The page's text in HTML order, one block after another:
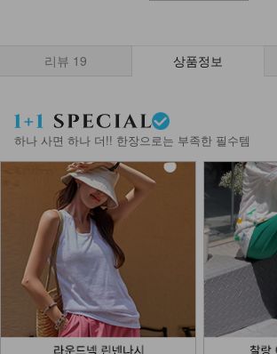
8,900 6,900 22%
NKA-T-7/기본이너 끈나시
7,900
리뷰 19 상품정보
하나 사면 하나 더!! 한장으로는 부족한 필수템